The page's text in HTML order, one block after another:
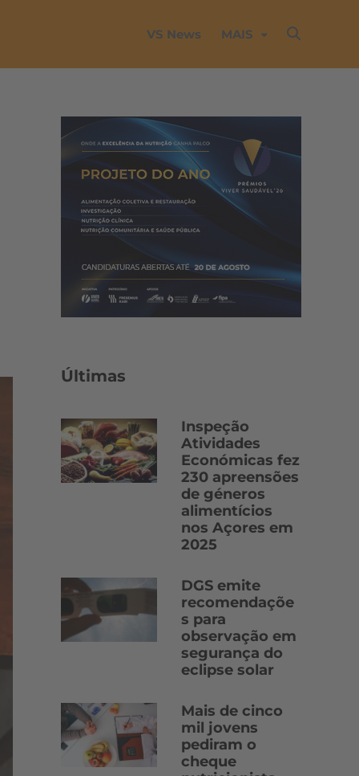
VS News MAIS
Últimas
Inspeção
Atividades
Económicas fez
230 apreensões
de géneros
alimentícios
nos Açores em
2025
DGS emite
recomendaçõe
s para
observação em
segurança do
eclipse solar
Mais de cinco
mil jovens
pediram o
cheque